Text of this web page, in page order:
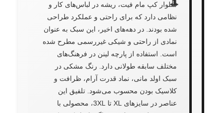
شلوار کپ مام فیت، ریشه در لباس‌های کار و
نظامی دارد که برای راحتی و عملکرد طراحی
شده بودند. در دهه‌های اخیر، این سبک به عنوان
نمادی از راحتی و شیکی غیررسمی مطرح شده
است. استفاده از پارچه لینن در فرهنگ‌های
مختلف سابقه طولانی دارد. رنگ مشکی در
سبک اولد مانی، نماد قدرت آرام، ظرافت و
کلاسیک بودن محسوب می‌شود. تلفیق این
عناصر در سایزهای XL تا 3XL، محصولی با